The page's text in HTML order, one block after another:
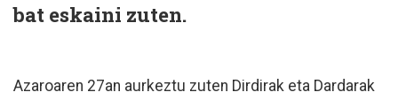
bat eskaini zuten.
Azaroaren 27an aurkeztu zuten Dirdirak eta Dardarak